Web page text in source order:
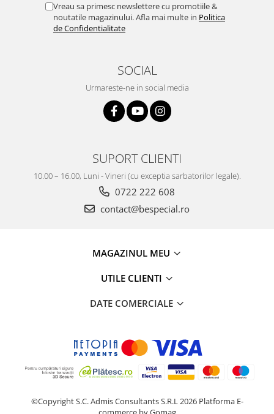
Vreau sa primesc newslettere cu promotiile &
noutatile magazinului. Afla mai multe in Politica
de Confidentialitate
SOCIAL
Urmareste-ne in social media
SUPORT CLIENTI
10.00 – 16.00, Luni - Vineri (cu exceptia sarbatorilor legale).
0722 222 608
contact@bespecial.ro
MAGAZINUL MEU
UTILE CLIENTI
DATE COMERCIALE
©Copyright S.C. Admis Consultants S.R.L 2026 Platforma E-